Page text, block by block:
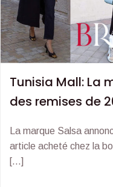
Tunisia Mall: La
des remises de
La marque Salsa
article acheté chez la
[…]